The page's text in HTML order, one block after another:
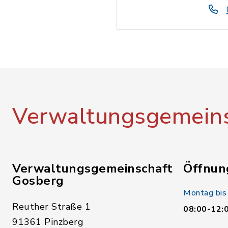
Verwaltungsgemeinschaft
Gosberg
Reuther Straße 1
91361 Pinzberg
Montag
08:00-